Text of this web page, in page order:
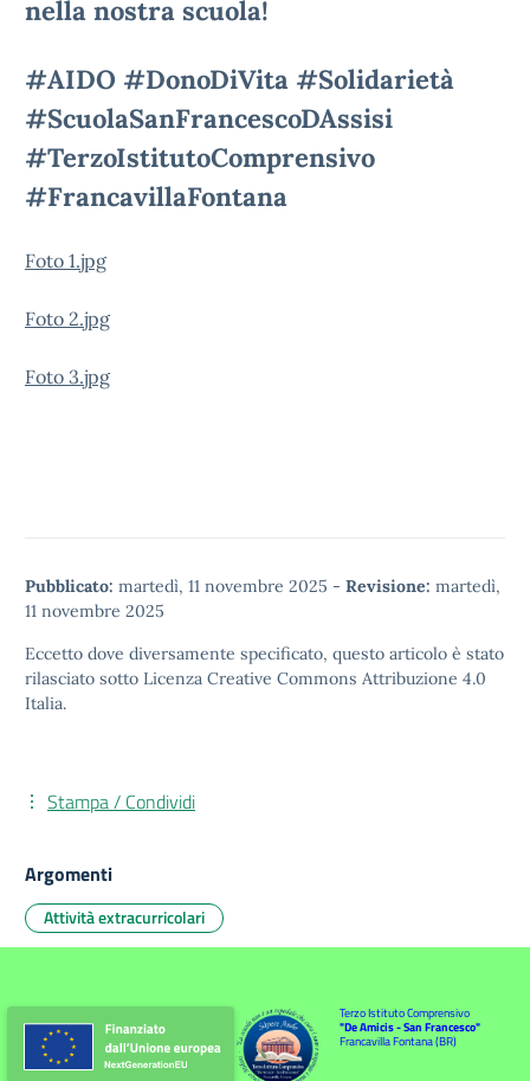
nella nostra scuola!
#AIDO #DonoDiVita #Solidarietà
#ScuolaSanFrancescoDAssisi
#TerzoIstitutoComprensivo
#FrancavillaFontana
Foto 1.jpg
Foto 2.jpg
Foto 3.jpg
Pubblicato: martedì, 11 novembre 2025 - Revisione: martedì,
11 novembre 2025
Eccetto dove diversamente specificato, questo articolo è stato
rilasciato sotto Licenza Creative Commons Attribuzione 4.0
Italia.
Stampa / Condividi
Argomenti
Attività extracurricolari
Terzo Istituto Comprensivo
"De Amicis - San Francesco"
Francavilla Fontana (BR)